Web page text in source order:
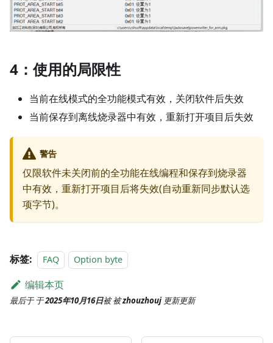
4：使用的局限性
当前在线模式的全功能模式有效，关闭软件后失效
当前保存到离线烧录器中有效，重新打开项目后失效
警告
仅限软件未关闭前的全功能在线编程和保存到烧录器
中有效，重新打开项目后将失效(自动重新同步默认选
项字节)。
标签: FAQ Option byte
编辑本页
最后于于2025年10月16日被被zhouzhouj更新更新